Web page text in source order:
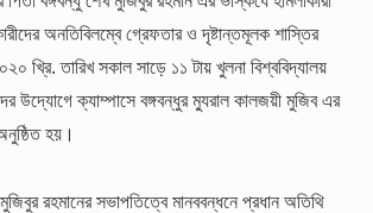
অনতিবিলম্বে গ্রেফতার ও দৃষ্টান্তমূলক শাস্তির
খ্রি. তারিখ সকাল সাড়ে ১১ টায় খুলনা বিশ্ববিদ্যালয়
উদ্যোগে ক্যাম্পাসে বঙ্গবন্ধুর ম্যুরাল কালজয়ী মুজিব এর
হয়।
রহমানের সভাপতিত্বে মানববন্ধনে প্রধান অতিথি